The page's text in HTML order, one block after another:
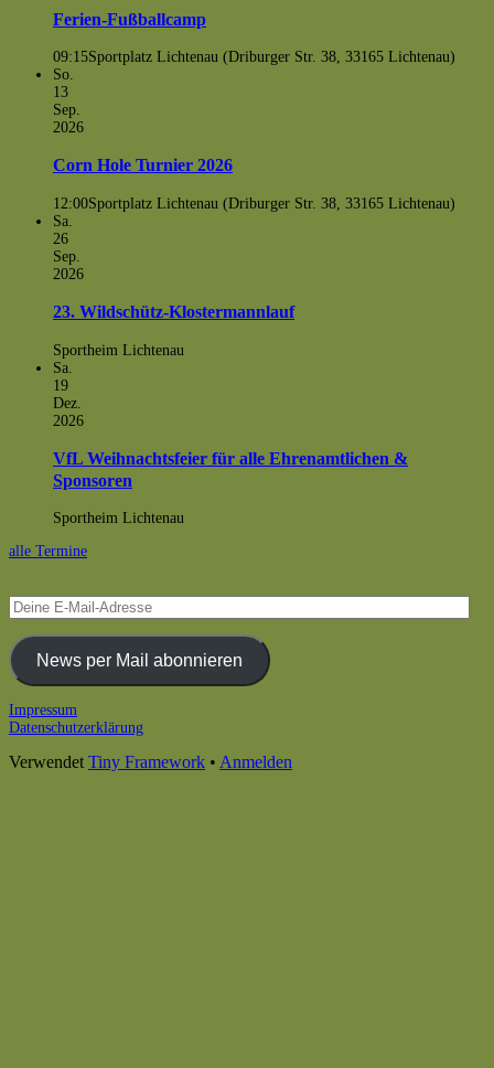
Ferien-Fußballcamp
09:15Sportplatz Lichtenau (Driburger Str. 38, 33165 Lichtenau)
So.
13
Sep.
2026
Corn Hole Turnier 2026
12:00Sportplatz Lichtenau (Driburger Str. 38, 33165 Lichtenau)
Sa.
26
Sep.
2026
23. Wildschütz-Klostermannlauf
Sportheim Lichtenau
Sa.
19
Dez.
2026
VfL Weihnachtsfeier für alle Ehrenamtlichen &
Sponsoren
Sportheim Lichtenau
alle Termine
Deine
E-
Mail-
AdresseNews per Mail abonnieren
Footer
Impressum
Datenschutzerklärung
Verwendet Tiny Framework • Anmelden